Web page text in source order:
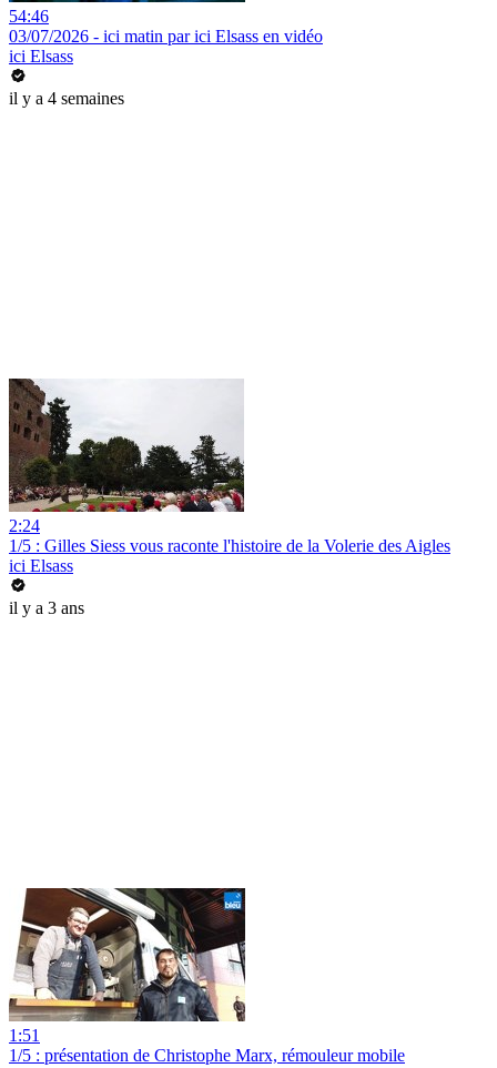
54:46
03/07/2026 - ici matin par ici Elsass en vidéo
ici Elsass
il y a 4 semaines
2:24
1/5 : Gilles Siess vous raconte l'histoire de la Volerie des Aigles
ici Elsass
il y a 3 ans
1:51
1/5 : présentation de Christophe Marx, rémouleur mobile